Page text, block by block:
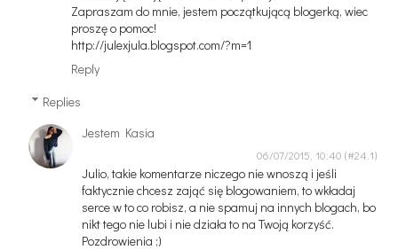
Zapraszam do mnie, jestem początkującą blogerką, wiec
proszę o pomoc!
http://julexjula.blogspot.com/?m=1
Reply
Replies
Jestem Kasia
06/07/2015, 10:40
Julio, takie komentarze niczego nie wnoszą i jeśli
faktycznie chcesz zająć się blogowaniem, to wkładaj
serce w to co robisz, a nie spamuj na innych blogach, bo
nikt tego nie lubi i nie działa to na Twoją korzyść.
Pozdrowienia ;)